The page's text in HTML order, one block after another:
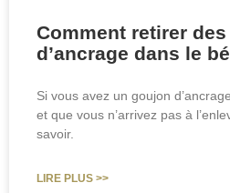
Comment retirer
d’ancrage dans le
Si vous avez un goujon
et que vous n’arrivez pas à
savoir.
LIRE PLUS >>